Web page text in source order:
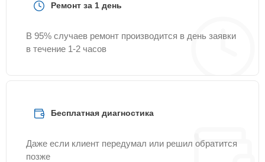
Ремонт за 1 день
В 95% случаев ремонт производится в день заявки
в течение 1-2 часов
Бесплатная диагностика
Даже если клиент передумал или решил обратится
позже